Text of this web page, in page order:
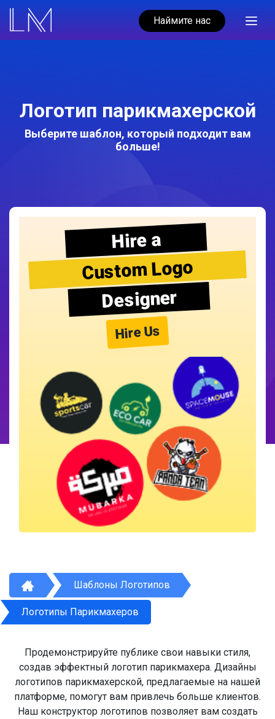
Наймите нас
Логотип парикмахерской
Выберите шаблон, который подходит вам
больше!
Hire a
Custom Logo
Designer
Hire Us
Шаблоны Логотипов
Логотипы Парикмахеров
Продемонстрируйте публике свои навыки стиля,
создав эффектный логотип парикмахера. Дизайны
логотипов парикмахерской, предлагаемые на нашей
платформе, помогут вам привлечь больше клиентов.
Наш конструктор логотипов позволяет вам создать